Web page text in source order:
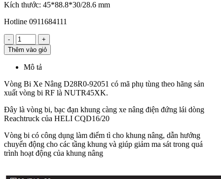
Kích thước: 45*88.8*30/28.6 mm
Hotline 0911684111
-
+
Thêm vào giỏ
Mô tả
Vòng Bi Xe Nâng D28R0-92051 có mã phụ tùng theo hãng sản
xuất vòng bi RF là NUTR45XK.
Đây là vòng bi, bạc đạn khung càng xe nâng điện đứng lái dòng
Reachtruck của HELI CQD16/20
Vòng bi có công dụng làm điểm tì cho khung nâng, dẫn hướng
chuyển động cho các tầng khung và giúp giảm ma sát trong quá
trình hoạt động của khung nâng